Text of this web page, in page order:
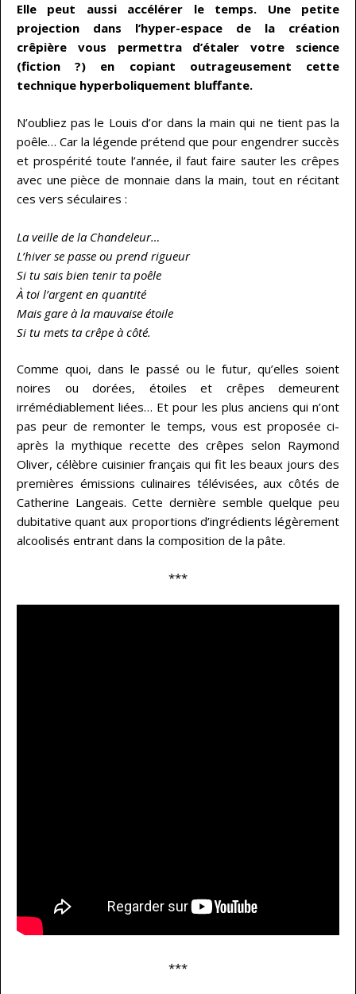
Elle peut aussi accélérer le temps. Une petite
projection dans l’hyper-espace de la création
crêpière vous permettra d’étaler votre science
(fiction ?) en copiant outrageusement cette
technique hyperboliquement bluffante.
N’oubliez pas le Louis d’or dans la main qui ne tient pas la
poêle… Car la légende prétend que pour engendrer succès
et prospérité toute l’année, il faut faire sauter les crêpes
avec une pièce de monnaie dans la main, tout en récitant
ces vers séculaires :
La veille de la Chandeleur…
L’hiver se passe ou prend rigueur
Si tu sais bien tenir ta poêle
À toi l’argent en quantité
Mais gare à la mauvaise étoile
Si tu mets ta crêpe à côté.
Comme quoi, dans le passé ou le futur, qu’elles soient
noires ou dorées, étoiles et crêpes demeurent
irrémédiablement liées… Et pour les plus anciens qui n’ont
pas peur de remonter le temps, vous est proposée ci-
après la mythique recette des crêpes selon Raymond
Oliver, célèbre cuisinier français qui fit les beaux jours des
premières émissions culinaires télévisées, aux côtés de
Catherine Langeais. Cette dernière semble quelque peu
dubitative quant aux proportions d’ingrédients légèrement
alcoolisés entrant dans la composition de la pâte.
***
***